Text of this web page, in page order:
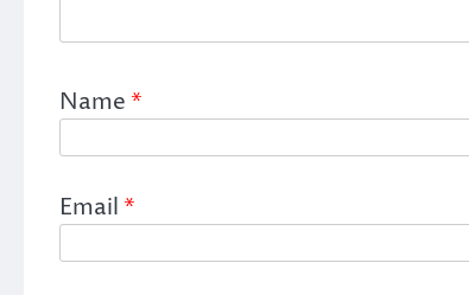
Name *
Email *